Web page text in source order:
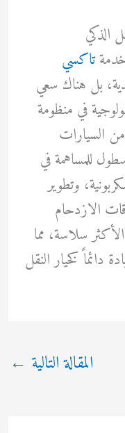
الذكي
تاكسي
بل هناك سعي
في منظومة
السيارات
للمساهمة في
وتطوير
الازدحام
سلاسة، مما
دائماً كخيار النقل
المقالة التالية ←